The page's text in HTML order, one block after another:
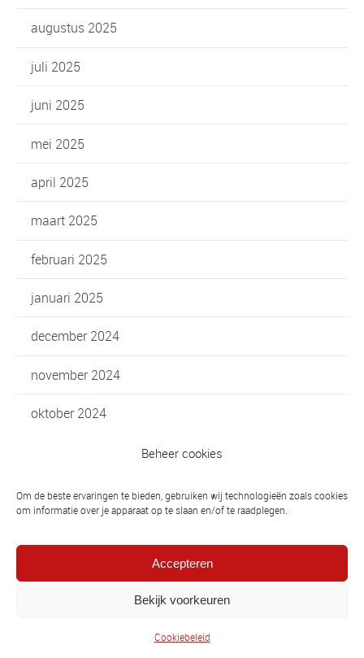
Beheer cookies
Om de beste ervaringen te bieden, gebruiken wij technologieën zoals cookies
om informatie over je apparaat op te slaan en/of te raadplegen.
Accepteren
Bekijk voorkeuren
Cookiebeleid
augustus 2025
juli 2025
juni 2025
mei 2025
april 2025
maart 2025
februari 2025
januari 2025
december 2024
november 2024
oktober 2024
juli 2024